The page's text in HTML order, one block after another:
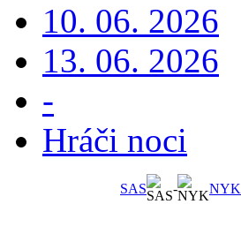
10. 06. 2026
13. 06. 2026
-
Hráči noci
SAS - NYK